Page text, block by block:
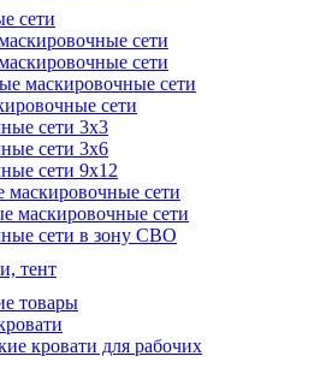
сети
сети
сети
маскировочные сети
сети
сети 3х3
сети 3х6
сети 9х12
сети
маскировочные сети
сети в зону СВО
тент
товары
кровати для рабочих